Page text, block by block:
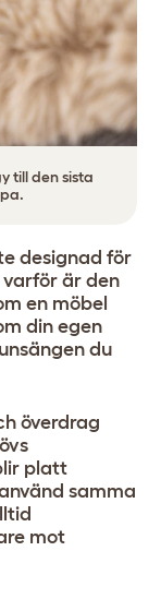
till den sista
designad för
är den
en möbel
din egen
du
överdrag
platt
samma
mot